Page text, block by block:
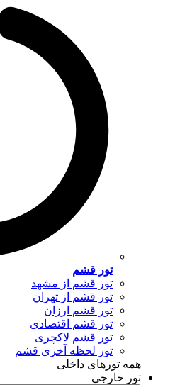
تور قشم
تور قشم از مشهد
تور قشم از تهران
تور قشم ارزان
تور قشم اقتصادی
تور قشم لاکچری
تور لحظه آخری قشم
همه تورهای داخلی
تور خارجی